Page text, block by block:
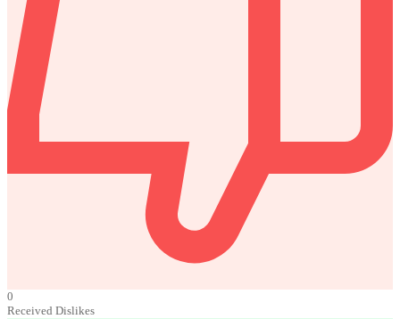
0
Received Dislikes